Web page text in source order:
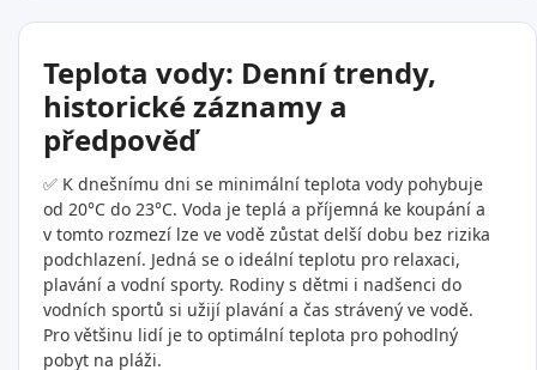
Teplota vody: Denní trendy,
historické záznamy a
předpověď
✅ K dnešnímu dni se minimální teplota vody pohybuje
od 20°C do 23°C. Voda je teplá a příjemná ke koupání a
v tomto rozmezí lze ve vodě zůstat delší dobu bez rizika
podchlazení. Jedná se o ideální teplotu pro relaxaci,
plavání a vodní sporty. Rodiny s dětmi i nadšenci do
vodních sportů si užijí plavání a čas strávený ve vodě.
Pro většinu lidí je to optimální teplota pro pohodlný
pobyt na pláži.